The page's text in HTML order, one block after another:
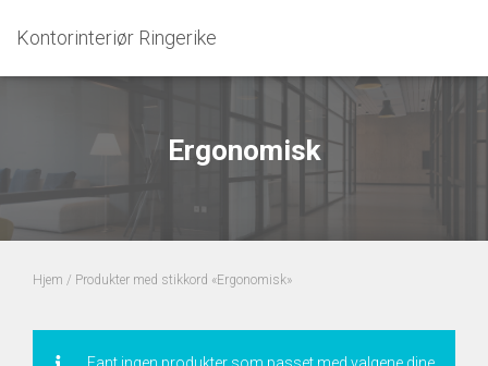
Kontorinteriør Ringerike
Ergonomisk
Hjem / Produkter med stikkord «Ergonomisk»